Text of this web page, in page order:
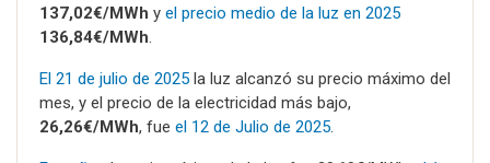
137,02€/MWh y el precio medio de la luz en 2025
136,84€/MWh
El 21 de julio de 2025 la luz alcanzó su precio máximo del
mes, y el precio de la electricidad más bajo,
26,26€/MWh, fue el 12 de Julio de 2025